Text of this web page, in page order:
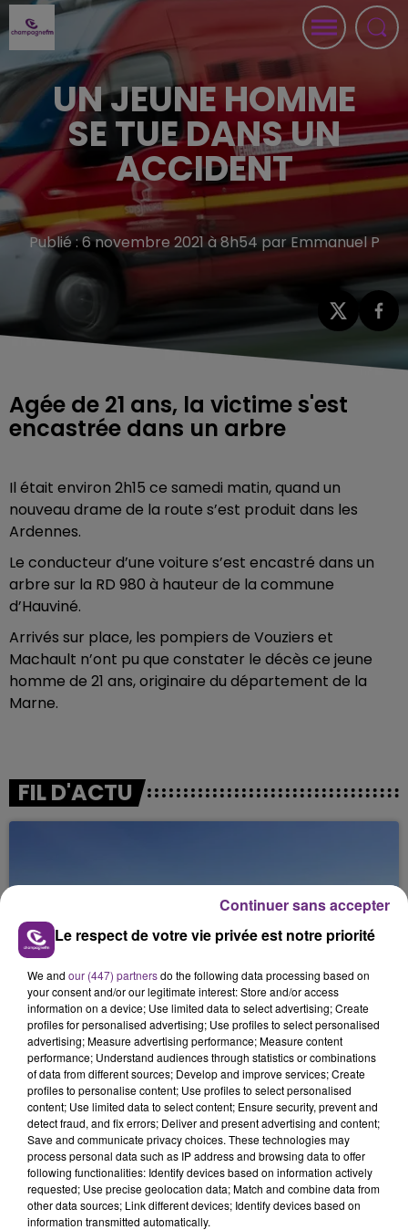
UN JEUNE HOMME
SE TUE DANS UN
ACCIDENT
Publié : 6 novembre 2021 à 8h54 par Emmanuel P
Agée de 21 ans, la victime s'est
encastrée dans un arbre
Il était environ 2h15 ce samedi matin, quand un
nouveau drame de la route s’est produit dans les
Ardennes.
Le conducteur d’une voiture s’est encastré dans un
arbre sur la RD 980 à hauteur de la commune
d’Hauviné.
Arrivés sur place, les pompiers de Vouziers et
Machault n’ont pu que constater le décès ce jeune
homme de 21 ans, originaire du département de la
Marne.
FIL D'ACTU
6 août 2026
SI TOUT LE MONDE FAIT ÇA, MOI L'ANNÉE
PROCHAINE JE VENDANGE EN...
La vendange en Champagne a débuté ce jeudi 6
août dans la commune de Montgueux (Aube). Du
jamais vu !
6 août 2026
L'INSPECTION DU TRAVAIL RAPPELLE À
Le respect de votre vie privée est notre priorité
We and our (447) partnersdo the following data processing based on
your consent and/or our legitimate interest: Store and/or access
information on a device; Use limited data to select advertising; Create
profiles for personalised advertising; Use profiles to select personalised
advertising; Measure advertising performance; Measure content
performance; Understand audiences through statistics or combinations
of data from different sources; Develop and improve services; Create
profiles to personalise content; Use profiles to select personalised
content; Use limited data to select content; Ensure security, prevent and
detect fraud, and fix errors; Deliver and present advertising and content;
Save and communicate privacy choices. These technologies may
process personal data such as IP address and browsing data to offer
following functionalities: Identify devices based on information actively
requested; Use precise geolocation data; Match and combine data from
other data sources; Link different devices; Identify devices based on
information transmitted automatically.
Continuer sans accepter